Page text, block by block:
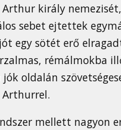
király
sebet ejtettek
egy sötét erő
rémálmokba
oldalán
mellett nagyon